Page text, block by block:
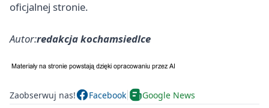
oficjalnej stronie.
Autor:redakcja kochamsiedlce
Zaobserwuj nas! Facebook Google News